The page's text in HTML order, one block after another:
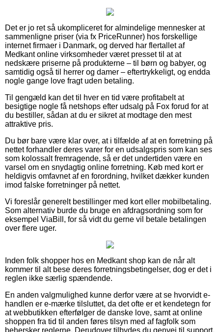
Det er jo ret så ukompliceret for almindelige mennesker at
sammenligne priser (via fx PriceRunner) hos forskellige
internet firmaer i Danmark, og derved har flertallet af
Medkant online virksomheder været presset til at at
nedskære priserne på produkterne – til børn og babyer, og
samtidig også til herrer og damer – eftertrykkeligt, og endda
nogle gange love fragt uden betaling.
Til gengæld kan det til hver en tid være profitabelt at
besigtige nogle få netshops efter udsalg på Fox forud for at
du bestiller, sådan at du er sikret at modtage den mest
attraktive pris.
Du bør bare være klar over, at i tilfælde af at en forretning på
nettet forhandler deres varer for en udsalgspris som kan ses
som kolossalt fremragende, så er det undertiden være en
varsel om en snydagtig online forretning. Køb med kort er
heldigvis omfavnet af en forordning, hvilket dækker kunden
imod falske forretninger på nettet.
Vi foreslår generelt bestillinger med kort eller mobilbetaling.
Som alternativ burde du bruge en afdragsordning som for
eksempel ViaBill, for så vidt du gerne vil betale betalingen
over flere uger.
Inden folk shopper hos en Medkant shop kan de når alt
kommer til alt bese deres forretningsbetingelser, dog er det i
reglen ikke særlig spændende.
En anden valgmulighed kunne derfor være at se hvorvidt e-
handlen er e-mærke tilsluttet, da det ofte er et kendetegn for
at webbutikken efterfølger de danske love, samt at online
shoppen fra tid til anden føres tilsyn med af fagfolk som
behersker reglerne. Derudover tilbydes du genvej til support,